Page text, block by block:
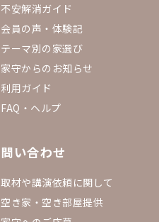
不安解消ガイド
会員の声・体験記
テーマ別の家選び
家守からのお知らせ
利用ガイド
FAQ・ヘルプ
問い合わせ
取材や講演依頼に関して
空き家・空き部屋提供